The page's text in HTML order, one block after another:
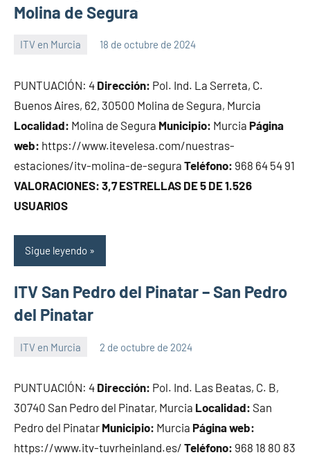
Molina de Segura
ITV en Murcia 18 de octubre de 2024
PUNTUACIÓN: 4 Dirección: Pol. Ind. La Serreta, C.
Buenos Aires, 62, 30500 Molina de Segura, Murcia
Localidad: Molina de Segura Municipio: Murcia Página
web: https://www.itevelesa.com/nuestras-
estaciones/itv-molina-de-segura Teléfono: 968 64 54 91
VALORACIONES: 3,7 ESTRELLAS DE 5 DE 1.526
USUARIOS
Sigue leyendo
ITV San Pedro del Pinatar – San Pedro
del Pinatar
ITV en Murcia 2 de octubre de 2024
PUNTUACIÓN: 4 Dirección: Pol. Ind. Las Beatas, C. B,
30740 San Pedro del Pinatar, Murcia Localidad: San
Pedro del Pinatar Municipio: Murcia Página web:
https://www.itv-tuvrheinland.es/ Teléfono: 968 18 80 83